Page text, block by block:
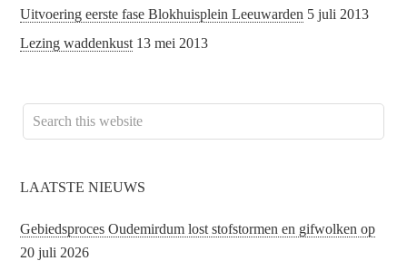
Uitvoering eerste fase Blokhuisplein Leeuwarden 5 juli 2013
Lezing waddenkust 13 mei 2013
LAATSTE NIEUWS
Gebiedsproces Oudemirdum lost stofstormen en gifwolken op
20 juli 2026